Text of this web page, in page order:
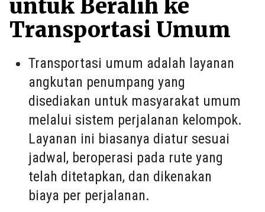
untuk Beralih ke
Transportasi Umum
Transportasi umum adalah layanan
angkutan penumpang yang
disediakan untuk masyarakat umum
melalui sistem perjalanan kelompok.
Layanan ini biasanya diatur sesuai
jadwal, beroperasi pada rute yang
telah ditetapkan, dan dikenakan
biaya per perjalanan.